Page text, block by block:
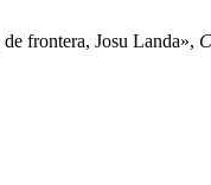
frontera, Josu Landa»,